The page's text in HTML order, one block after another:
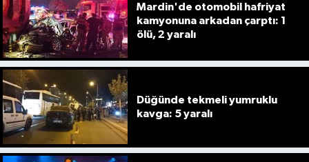
Mardin'de otomobil hafriyat
kamyonuna arkadan çarptı: 1
ölü, 2 yaralı
Düğünde tekmeli yumruklu
kavga: 5 yaralı